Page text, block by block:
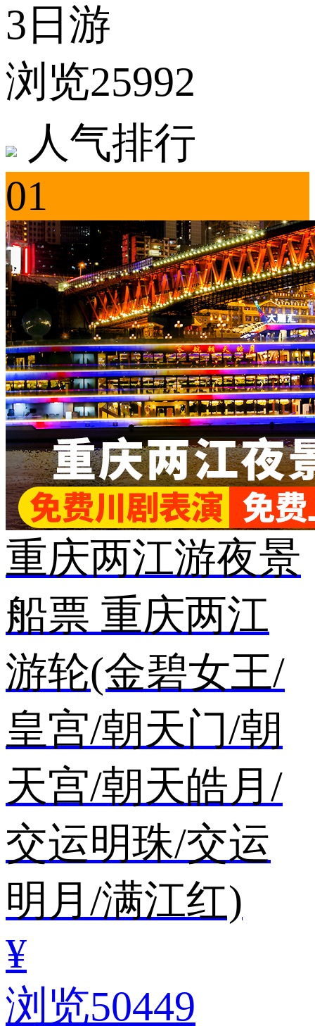
3日游
浏览25992
人气排行
01
重庆两江游夜景
船票 重庆两江
游轮(金碧女王/
皇宫/朝天门/朝
天宫/朝天皓月/
交运明珠/交运
明月/满江红)
¥
浏览50449